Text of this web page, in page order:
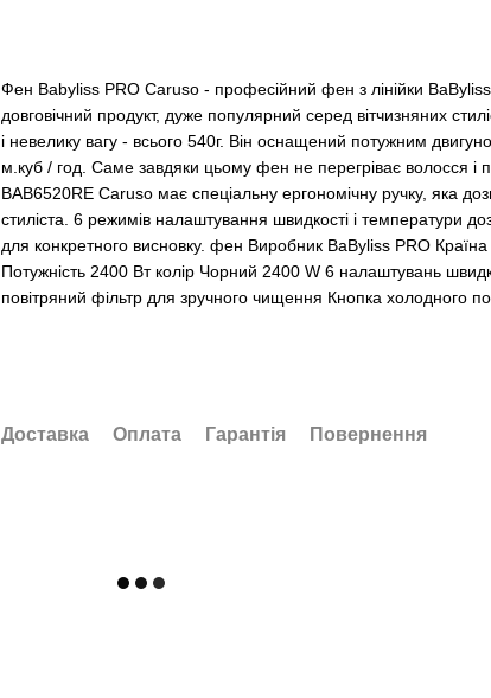
Фен Babyliss PRO Caruso - професійний фен з лінійки
довговічний продукт, дуже популярний серед вітчизняних
і невелику вагу - всього 540г. Він оснащений потужним
м.куб / год. Саме завдяки цьому фен не перегріває волосся
BAB6520RE Caruso має спеціальну ергономічну ручку, яка
стиліста. 6 режимів налаштування швидкості і температури
для конкретного висновку. фен Виробник BaByliss PRO
Потужність 2400 Вт колір Чорний 2400 W 6 налаштувань
повітряний фільтр для зручного чищення Кнопка холодного
Доставка Оплата Гарантія Повернення